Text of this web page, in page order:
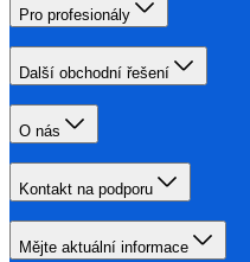
Pro profesionály
Další obchodní řešení
O nás
Kontakt na podporu
Mějte aktuální informace